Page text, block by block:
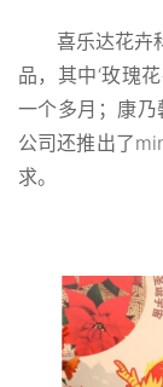
喜乐达花卉
品，其中‘玫瑰
一个多月；康乃
公司还推出了
求。